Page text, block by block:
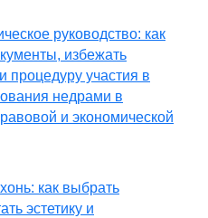
руководство: как
избежать
процедуру участия в
недрами в
и экономической
как выбрать
эстетику и